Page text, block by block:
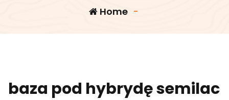
Home -
baza pod hybrydę semilac